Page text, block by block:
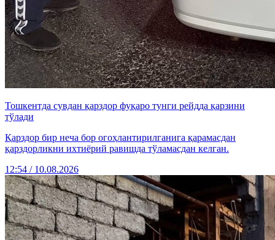
Тошкентда сувдан қарздор фуқаро тунги рейдда қарзини
тўлади
Қарздор бир неча бор огоҳлантирилганига қарамасдан
қарздорликни ихтиёрий равишда тўламасдан келган.
12:54 / 10.08.2026